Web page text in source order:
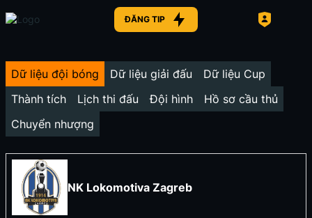
ĐĂNG TIP
Dữ liệu đội bóng Dữ liệu giải đấu
Dữ liệu Cup
Thành tích
Lịch thi đấu Đội hình
Hồ sơ cầu thủ
Chuyển nhượng
NK Lokomotiva Zagreb